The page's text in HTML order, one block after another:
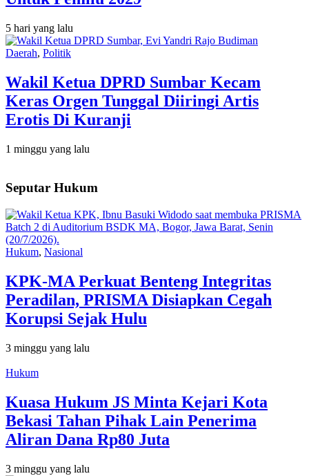
5 hari yang lalu
Daerah, Politik
Wakil Ketua DPRD Sumbar Kecam
Keras Orgen Tunggal Diiringi Artis
Erotis Di Kuranji
1 minggu yang lalu
Seputar Hukum
Hukum, Nasional
KPK-MA Perkuat Benteng Integritas
Peradilan, PRISMA Disiapkan Cegah
Korupsi Sejak Hulu
3 minggu yang lalu
Hukum
Kuasa Hukum JS Minta Kejari Kota
Bekasi Tahan Pihak Lain Penerima
Aliran Dana Rp80 Juta
3 minggu yang lalu